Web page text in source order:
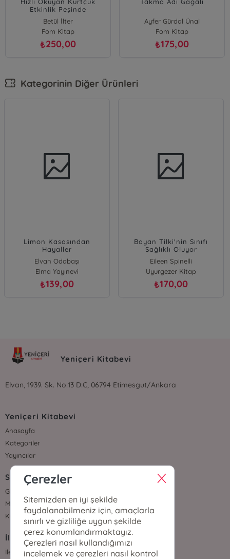
Etkinlik Peşinde
Betül İlter
Fom Kitap
₺250,00
Ayfer Gürdal Ünal
Fom Kitap
₺175,00
Kategorinin Diğer Ürünleri
A Takımı Cılızım'ın Başı
Dertte; İz Sürücü Köpekler
Dizisi - 3
Gülten Dayıoğlu
Altın Kitaplar
₺120,00
Hayvanlar Aleminin En
Prensi Kurbağa
Kolektif
Kukla Yayınları
₺59,90
Yeniçeri Kitabevi
Elvan, 1939. Sk. No:13 D:C, 06794 Etimesgut/Ankara
Yeniçeri Kitabevi
Anasayfa
Kategoriler
Yayıncılar
Sözleşmeler
Gizlilik Sözleşmesi
Mesafeli Satış Sözleşmesi
Kullanıcı Sözleşmesi
İletişim
İletişim
Çerezler
Sitemizden en iyi şekilde
faydalanabilmeniz için, amaçlarla
sınırlı ve gizliliğe uygun şekilde
çerez konumlandırmaktayız.
Çerezleri nasıl kullandığımızı
incelemek ve çerezleri nasıl kontrol